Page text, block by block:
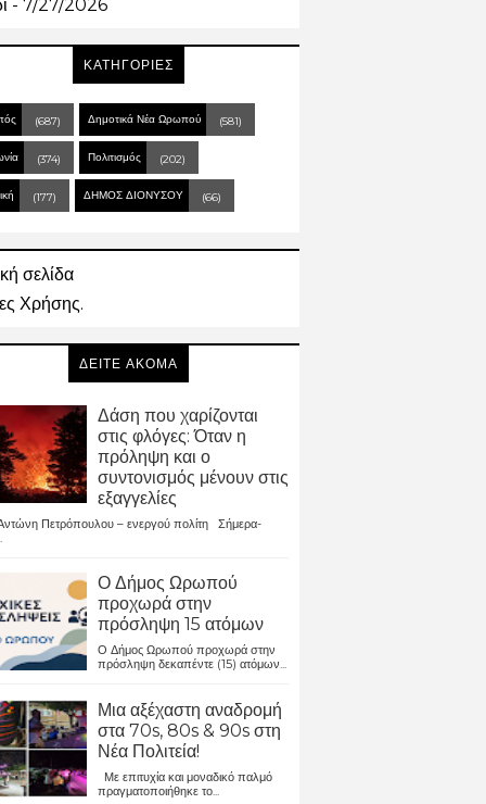
- 7/27/2026
ΚΑΤΗΓΟΡΙΕΣ
(687) Δημοτικά Νέα Ωρωπού (581)
(374) Πολιτισμός (202)
(177) ΔΗΜΟΣ ΔΙΟΝΥΣΟΥ (66)
σελίδα
Χρήσης.
ΔΕΙΤΕ ΑΚΟΜΑ
Δάση που χαρίζονται
στις φλόγες: Όταν η
πρόληψη και ο
συντονισμός μένουν στις
εξαγγελίες
Πετρόπουλου – ενεργού πολίτη Σήμερα-
Ο Δήμος Ωρωπού
προχωρά στην
πρόσληψη 15 ατόμων
Ο Δήμος Ωρωπού προχωρά στην
πρόσληψη δεκαπέντε (15) ατόμων...
Μια αξέχαστη αναδρομή
στα 70s, 80s & 90s στη
Νέα Πολιτεία!
Με επιτυχία και μοναδικό παλμό
πραγματοποιήθηκε το...